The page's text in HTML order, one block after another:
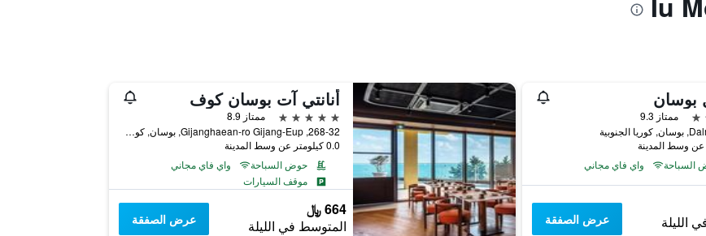
بوسان
ممتاز 9.3
السباحة
واي فاي مجاني
الليلة عرض الصفقة
أنانتي آت بوسان كوف
5 نجوم
ممتاز 8.9
268-32, Gijanghaean-ro Gijang-Eup, بوسان, كوريا الجنوبية
0.0 كيلومتر عن وسط المدينة
حوض السباحة
واي فاي مجاني
موقف السيارات
664 ﷼
المتوسط في الليلة عرض الصفقة